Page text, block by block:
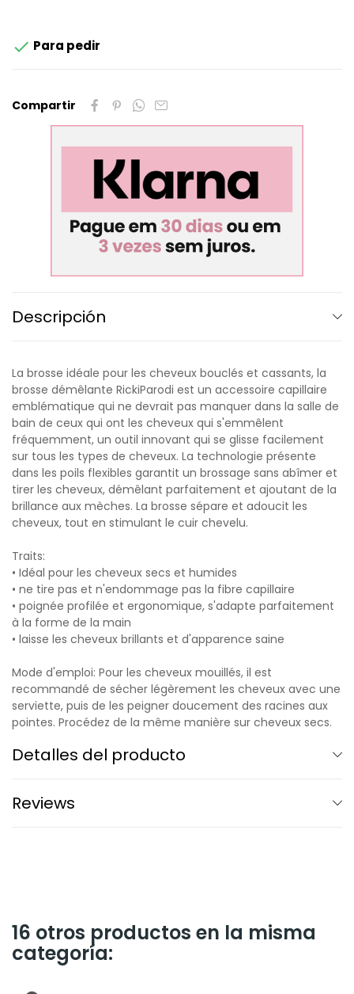
 Para pedir
Compartir
Descripción
La brosse idéale pour les cheveux bouclés et cassants, la
brosse démêlante RickiParodi est un accessoire capillaire
emblématique qui ne devrait pas manquer dans la salle de
bain de ceux qui ont les cheveux qui s'emmêlent
fréquemment, un outil innovant qui se glisse facilement
sur tous les types de cheveux. La technologie présente
dans les poils flexibles garantit un brossage sans abîmer et
tirer les cheveux, démêlant parfaitement et ajoutant de la
brillance aux mèches. La brosse sépare et adoucit les
cheveux, tout en stimulant le cuir chevelu.
Traits:
• Idéal pour les cheveux secs et humides
• ne tire pas et n'endommage pas la fibre capillaire
• poignée profilée et ergonomique, s'adapte parfaitement
à la forme de la main
• laisse les cheveux brillants et d'apparence saine
Mode d'emploi: Pour les cheveux mouillés, il est
recommandé de sécher légèrement les cheveux avec une
serviette, puis de les peigner doucement des racines aux
pointes. Procédez de la même manière sur cheveux secs.
Detalles del producto
Reviews
16 otros productos en la misma
categoría: